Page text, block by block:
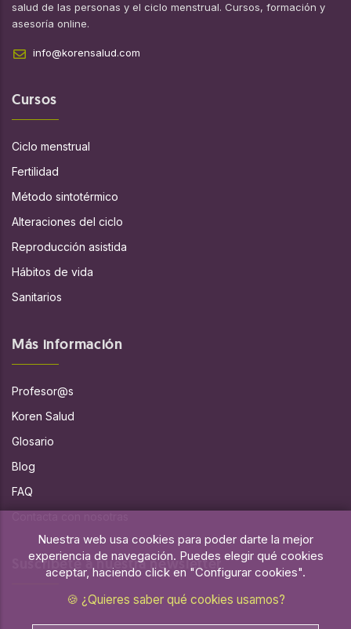
Nuestra web usa cookies para poder darte la mejor
experiencia de navegación. Puedes elegir qué cookies
aceptar, haciendo click en "Configurar cookies".
🍪 ¿Quieres saber qué cookies usamos?
salud de las personas y el ciclo menstrual. Cursos, formación y
asesoría online.
info@korensalud.com
Cursos
Ciclo menstrual
Fertilidad
Método sintotérmico
Alteraciones del ciclo
Reproducción asistida
Hábitos de vida
Sanitarios
Más información
Profesor@s
Koren Salud
Glosario
Blog
FAQ
Suscríbete a nuestra newsletter